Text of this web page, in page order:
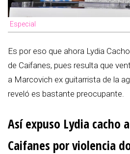
Especial
Es por eso que ahora Lydia
de Caifanes, pues resulta que
a Marcovich ex guitarrista de la
reveló es bastante preocupante.
Así expuso Lydia cacho
Caifanes por violencia